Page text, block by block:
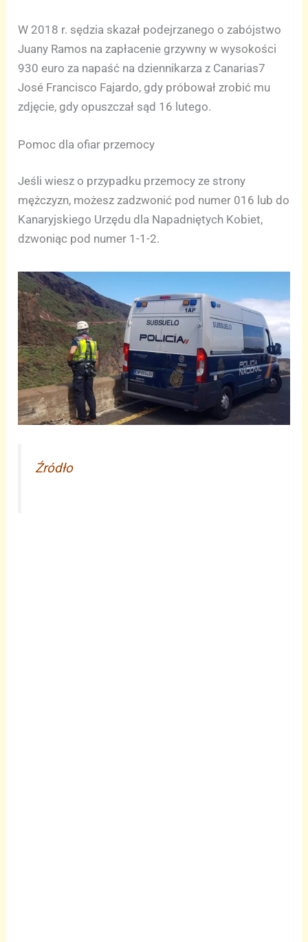
W 2018 r. sędzia skazał podejrzanego o zabójstwo
Juany Ramos na zapłacenie grzywny w wysokości
930 euro za napaść na dziennikarza z Canarias7
José Francisco Fajardo, gdy próbował zrobić mu
zdjęcie, gdy opuszczał sąd 16 lutego.
Pomoc dla ofiar przemocy
Jeśli wiesz o przypadku przemocy ze strony
mężczyzn, możesz zadzwonić pod numer 016 lub do
Kanaryjskiego Urzędu dla Napadniętych Kobiet,
dzwoniąc pod numer 1-1-2.
Źródło